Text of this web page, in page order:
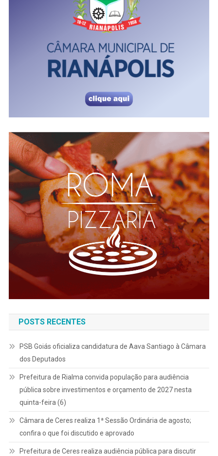
POSTS RECENTES
PSB Goiás oficializa candidatura de Aava Santiago à Câmara
dos Deputados
Prefeitura de Rialma convida população para audiência
pública sobre investimentos e orçamento de 2027 nesta
quinta-feira (6)
Câmara de Ceres realiza 1ª Sessão Ordinária de agosto;
confira o que foi discutido e aprovado
Prefeitura de Ceres realiza audiência pública para discutir